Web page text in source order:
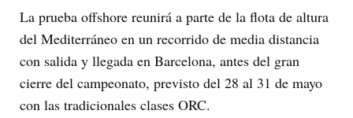
La prueba offshore reunirá a parte de la flota de altura
del Mediterráneo en un recorrido de media distancia
con salida y llegada en Barcelona, antes del gran
cierre del campeonato, previsto del 28 al 31 de mayo
con las tradicionales clases ORC.